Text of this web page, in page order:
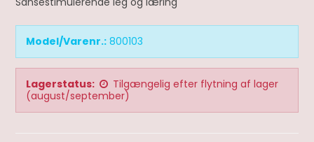
Model/Varenr.: 800103
Lagerstatus:
Tilgængelig efter flytning af lager
(august/september)